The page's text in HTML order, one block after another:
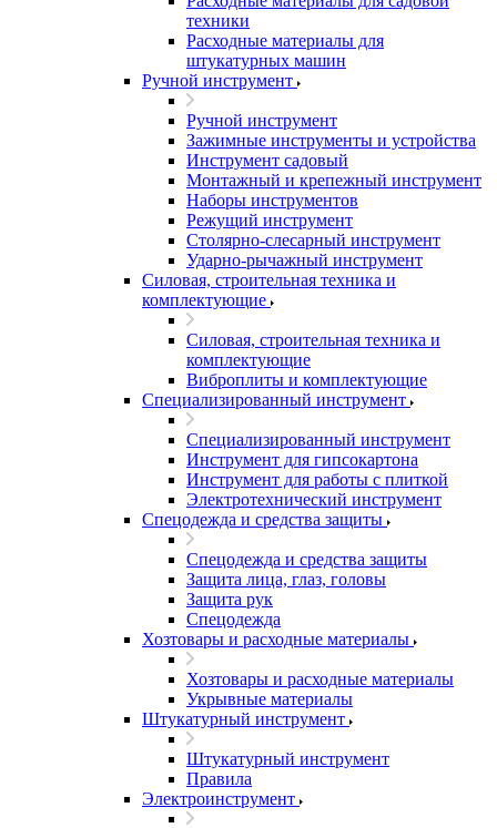
техники
Расходные материалы для
штукатурных машин
Ручной инструмент
Ручной инструмент
Зажимные инструменты и устройства
Инструмент садовый
Монтажный и крепежный инструмент
Наборы инструментов
Режущий инструмент
Столярно-слесарный инструмент
Ударно-рычажный инструмент
Силовая, строительная техника и
комплектующие
Силовая, строительная техника и
комплектующие
Виброплиты и комплектующие
Специализированный инструмент
Специализированный инструмент
Инструмент для гипсокартона
Инструмент для работы с плиткой
Электротехнический инструмент
Спецодежда и средства защиты
Спецодежда и средства защиты
Защита лица, глаз, головы
Защита рук
Спецодежда
Хозтовары и расходные материалы
Хозтовары и расходные материалы
Укрывные материалы
Штукатурный инструмент
Штукатурный инструмент
Правила
Электроинструмент